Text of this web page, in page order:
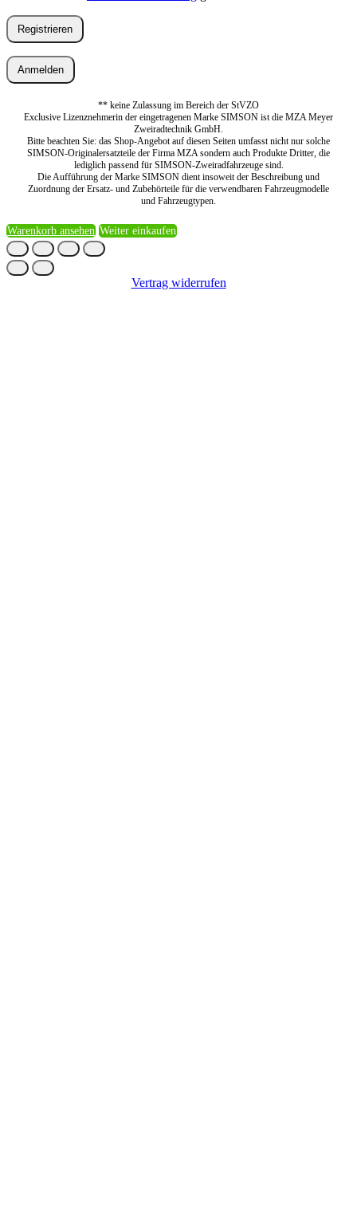
Registrieren
Anmelden
** keine Zulassung im Bereich der StVZO
Exclusive Lizenznehmerin der eingetragenen Marke SIMSON ist die MZA Meyer
Zweiradtechnik GmbH.
Bitte beachten Sie: das Shop-Angebot auf diesen Seiten umfasst nicht nur solche
SIMSON-Originalersatzteile der Firma MZA sondern auch Produkte Dritter, die
lediglich passend für SIMSON-Zweiradfahrzeuge sind.
Die Aufführung der Marke SIMSON dient insoweit der Beschreibung und
Zuordnung der Ersatz- und Zubehörteile für die verwendbaren Fahrzeugmodelle
und Fahrzeugtypen.
Warenkorb ansehen Weiter einkaufen
Vertrag widerrufen